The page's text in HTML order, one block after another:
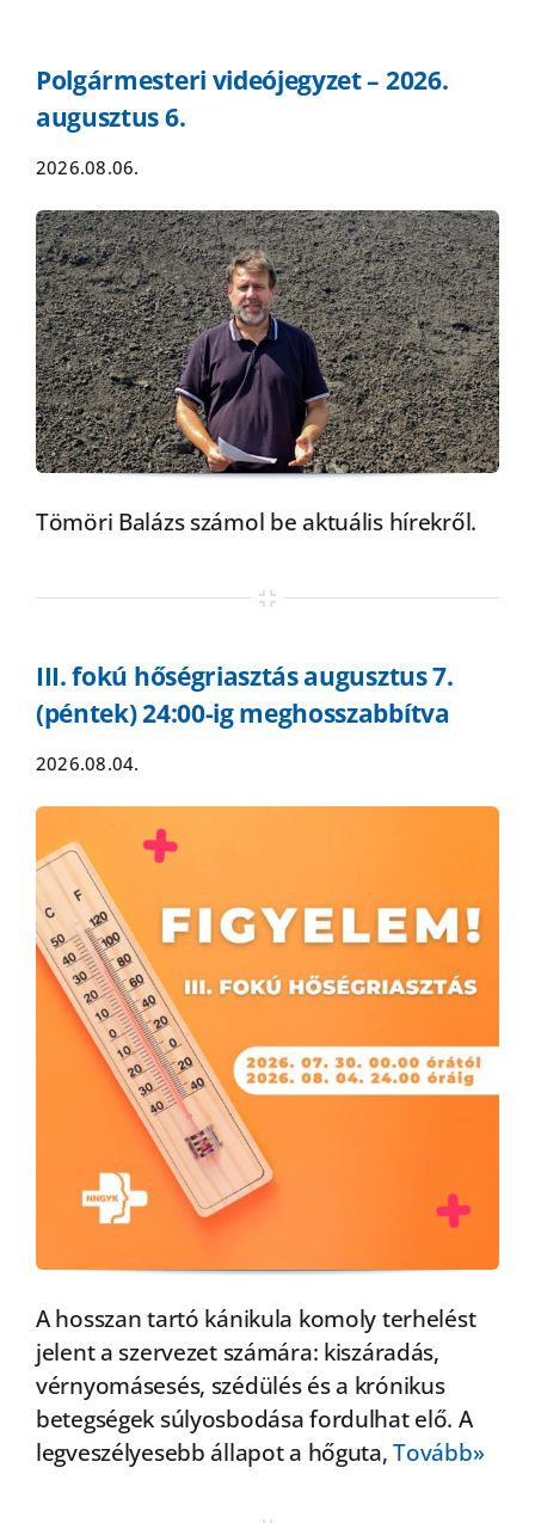
Polgármesteri videójegyzet – 2026.
augusztus 6.
2026.08.06.
Tömöri Balázs számol be aktuális hírekről.
III. fokú hőségriasztás augusztus 7.
(péntek) 24:00-ig meghosszabbítva
2026.08.04.
A hosszan tartó kánikula komoly terhelést
jelent a szervezet számára: kiszáradás,
vérnyomásesés, szédülés és a krónikus
betegségek súlyosbodása fordulhat elő. A
legveszélyesebb állapot a hőguta,Tovább»